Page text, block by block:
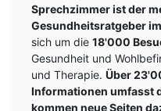
Sprechzimmer ist der
Gesundheitsratgeber
sich um die 18'000
Gesundheit und
und Therapie. Über
Informationen umfasst
kommen neue Seiten